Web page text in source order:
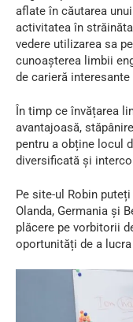
aflate în căutarea
activitatea în
vedere utilizarea sa
cunoașterea limbii
de carieră
În timp ce învățarea
avantajoasă,
pentru a obține locul
diversificată și
Pe site-ul Robin
Olanda, Germania și
plăcere pe vorbitorii
oportunități de a